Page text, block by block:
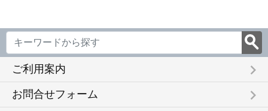
ご利用案内 keyboard_arrow_right
お問合せフォーム keyboard_arrow_right